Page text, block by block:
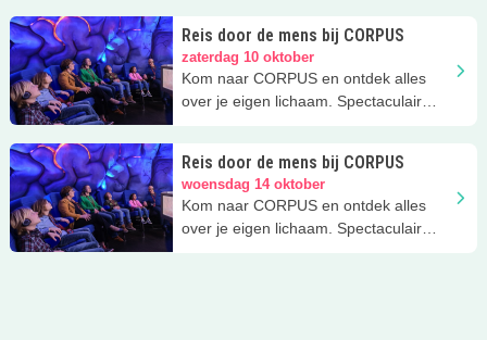
Reis door de mens bij CORPUS
zaterdag 10 oktober
Kom naar CORPUS en ontdek alles
over je eigen lichaam. Spectaculair
Reis door de mens bij CORPUS
woensdag 14 oktober
Kom naar CORPUS en ontdek alles
over je eigen lichaam. Spectaculair